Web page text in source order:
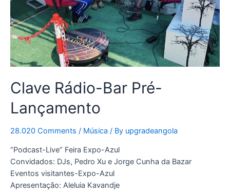
Clave Rádio-Bar Pré-
Lançamento
28.020 Comments / Música / By upgradeangola
“Podcast-Live” Feira Expo-Azul
Convidados: DJs, Pedro Xu e Jorge Cunha da Bazar
Eventos visitantes-Expo-Azul
Apresentação: Aleluia Kavandje